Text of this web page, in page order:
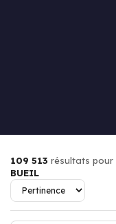
109 513 résultats pour
BUEIL